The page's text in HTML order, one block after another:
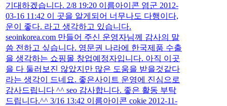
기대하겠습니다. 2/8 19:20 이름아이콘 염군 2012-
03-16 11:42 이 곳을 알게되어 너무나도 다행이다,
운이 좋다. 라고 생각하고 있습니다.
seoinkorea.com 만들어 주신 운영자님께 감사의 말
씀 전하고 싶습니다. 영문권 나라에 한국제품 수출
을 생각하는 쇼핑몰 창업예정자입니다. 아직 이곳
을 다 둘러보진 않았지만 많은 도움을 받을것같다
라는 생각이 드네요. 좋은사이트 운영에 진심으로
감사드립니다 ^^ seo 감사합니다. 좋은 활동 부탁
드립니다.^^ 3/16 13:42 이름아이콘 cokie 2012-11-